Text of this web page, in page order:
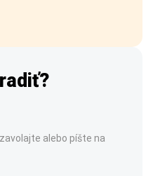
alebo píšte na